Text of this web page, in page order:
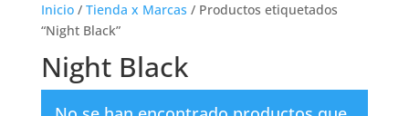
Inicio/ Tienda x Marcas / Productos etiquetados
“Night Black”
Night Black